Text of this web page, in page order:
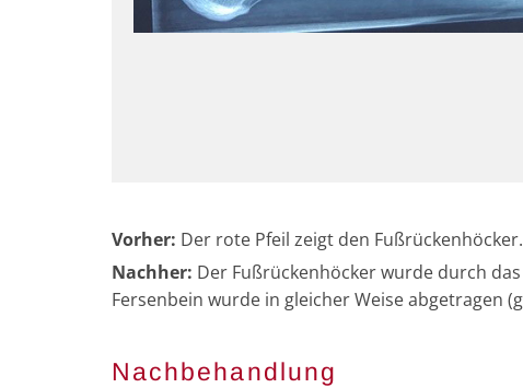
Vorher: Der rote Pfeil zeigt den
Nachher: Der Fußrückenhöcker wurde durch
Fersenbein wurde in gleicher Weise abgetragen
Nachbehandlung